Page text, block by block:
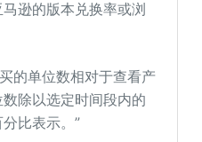
逊的版本兑换率或浏
的单位数相对于查看产
除以选定时间段内的
比表示。”